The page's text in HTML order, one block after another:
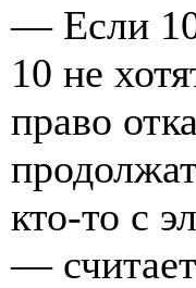
— Если 10
10 не
право
кто-то с
—